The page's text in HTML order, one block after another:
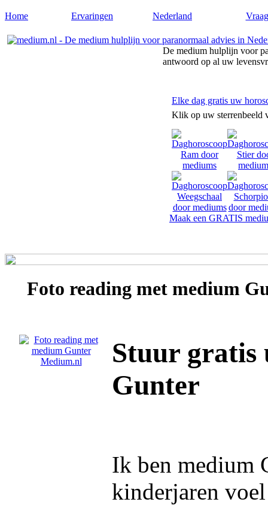
Home Ervaringen Nederland
De medium hulplijn voor
antwoord op al uw
Elke dag gratis uw
Klik op uw sterrenbeeld
Maak een GRATIS
Foto reading met medium
Stuur gratis
Gunter
Ik ben medium
kinderjaren